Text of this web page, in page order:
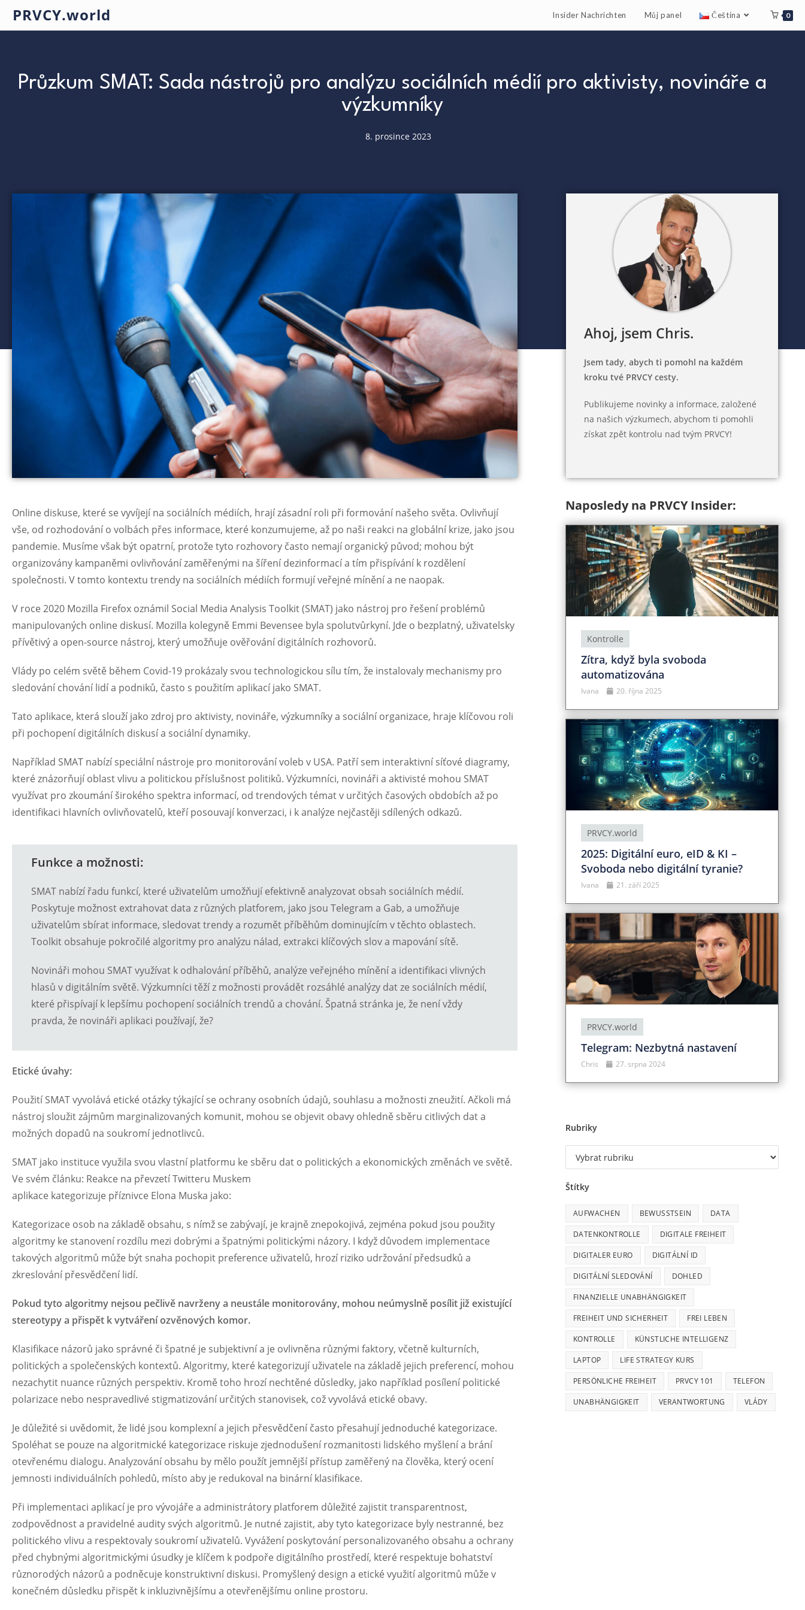
PRVCY.world Insider Nachrichten Můj panel Čeština 0
Průzkum SMAT: Sada nástrojů pro analýzu sociálních médií pro aktivisty, novináře a
výzkumníky
8. prosince 2023
Ahoj, jsem Chris.
Jsem tady, abych ti pomohl na každém
kroku tvé PRVCY cesty.
Publikujeme novinky a informace, založené
na našich výzkumech, abychom ti pomohli
získat zpět kontrolu nad tvým PRVCY!
Online diskuse, které se vyvíjejí na sociálních médiích, hrají zásadní roli při formování našeho světa. Ovlivňují
vše, od rozhodování o volbách přes informace, které konzumujeme, až po naši reakci na globální krize, jako jsou
pandemie. Musíme však být opatrní, protože tyto rozhovory často nemají organický původ; mohou být
organizovány kampaněmi ovlivňování zaměřenými na šíření dezinformací a tím přispívání k rozdělení
společnosti. V tomto kontextu trendy na sociálních médiích formují veřejné mínění a ne naopak.
V roce 2020 Mozilla Firefox oznámil Social Media Analysis Toolkit (SMAT) jako nástroj pro řešení problémů
manipulovaných online diskusí. Mozilla kolegyně Emmi Bevensee byla spolutvůrkyní. Jde o bezplatný, uživatelsky
přívětivý a open-source nástroj, který umožňuje ověřování digitálních rozhovorů.
Vlády po celém světě během Covid-19 prokázaly svou technologickou sílu tím, že instalovaly mechanismy pro
sledování chování lidí a podniků, často s použitím aplikací jako SMAT.
Tato aplikace, která slouží jako zdroj pro aktivisty, novináře, výzkumníky a sociální organizace, hraje klíčovou roli
při pochopení digitálních diskusí a sociální dynamiky.
Například SMAT nabízí speciální nástroje pro monitorování voleb v USA. Patří sem interaktivní síťové diagramy,
které znázorňují oblast vlivu a politickou příslušnost politiků. Výzkumníci, novináři a aktivisté mohou SMAT
využívat pro zkoumání širokého spektra informací, od trendových témat v určitých časových obdobích až po
identifikaci hlavních ovlivňovatelů, kteří posouvají konverzaci, i k analýze nejčastěji sdílených odkazů.
Funkce a možnosti:
SMAT nabízí řadu funkcí, které uživatelům umožňují efektivně analyzovat obsah sociálních médií.
Poskytuje možnost extrahovat data z různých platforem, jako jsou Telegram a Gab, a umožňuje
uživatelům sbírat informace, sledovat trendy a rozumět příběhům dominujícím v těchto oblastech.
Toolkit obsahuje pokročilé algoritmy pro analýzu nálad, extrakci klíčových slov a mapování sítě.
Novináři mohou SMAT využívat k odhalování příběhů, analýze veřejného mínění a identifikaci vlivných
hlasů v digitálním světě. Výzkumníci těží z možnosti provádět rozsáhlé analýzy dat ze sociálních médií,
které přispívají k lepšímu pochopení sociálních trendů a chování. Špatná stránka je, že není vždy
pravda, že novináři aplikaci používají, že?
Etické úvahy:
Použití SMAT vyvolává etické otázky týkající se ochrany osobních údajů, souhlasu a možnosti zneužití. Ačkoli má
nástroj sloužit zájmům marginalizovaných komunit, mohou se objevit obavy ohledně sběru citlivých dat a
možných dopadů na soukromí jednotlivců.
SMAT jako instituce využila svou vlastní platformu ke sběru dat o politických a ekonomických změnách ve světě.
Ve svém článku: Reakce na převzetí Twitteru Muskem
aplikace kategorizuje příznivce Elona Muska jako:
Kategorizace osob na základě obsahu, s nímž se zabývají, je krajně znepokojivá, zejména pokud jsou použity
algoritmy ke stanovení rozdílu mezi dobrými a špatnými politickými názory. I když důvodem implementace
takových algoritmů může být snaha pochopit preference uživatelů, hrozí riziko udržování předsudků a
zkreslování přesvědčení lidí.
Pokud tyto algoritmy nejsou pečlivě navrženy a neustále monitorovány, mohou neúmyslně posílit již existující
stereotypy a přispět k vytváření ozvěnových komor.
Klasifikace názorů jako správné či špatné je subjektivní a je ovlivněna různými faktory, včetně kulturních,
politických a společenských kontextů. Algoritmy, které kategorizují uživatele na základě jejich preferencí, mohou
nezachytit nuance různých perspektiv. Kromě toho hrozí nechtěné důsledky, jako například posílení politické
polarizace nebo nespravedlivé stigmatizování určitých stanovisek, což vyvolává etické obavy.
Je důležité si uvědomit, že lidé jsou komplexní a jejich přesvědčení často přesahují jednoduché kategorizace.
Spoléhat se pouze na algoritmické kategorizace riskuje zjednodušení rozmanitosti lidského myšlení a brání
otevřenému dialogu. Analyzování obsahu by mělo použít jemnější přístup zaměřený na člověka, který ocení
jemnosti individuálních pohledů, místo aby je redukoval na binární klasifikace.
Při implementaci aplikací je pro vývojáře a administrátory platforem důležité zajistit transparentnost,
zodpovědnost a pravidelné audity svých algoritmů. Je nutné zajistit, aby tyto kategorizace byly nestranné, bez
politického vlivu a respektovaly soukromí uživatelů. Vyvážení poskytování personalizovaného obsahu a ochrany
před chybnými algoritmickými úsudky je klíčem k podpoře digitálního prostředí, které respektuje bohatství
různorodých názorů a podněcuje konstruktivní diskusi. Promyšlený design a etické využití algoritmů může v
konečném důsledku přispět k inkluzivnějšímu a otevřenějšímu online prostoru.
Naposledy na PRVCY Insider:
Kontrolle
Zítra, když byla svoboda
automatizována
Ivana 20. října 2025
PRVCY.world
2025: Digitální euro, eID & KI –
Svoboda nebo digitální tyranie?
Ivana 21. září 2025
PRVCY.world
Telegram: Nezbytná nastavení
Chris 27. srpna 2024
Rubriky
Štítky
AUFWACHEN BEWUSSTSEIN DATA
DATENKONTROLLE DIGITALE FREIHEIT
DIGITALER EURO DIGITÁLNÍ ID
DIGITÁLNÍ SLEDOVÁNÍ DOHLED
FINANZIELLE UNABHÄNGIGKEIT
FREIHEIT UND SICHERHEIT FREI LEBEN
KONTROLLE KÜNSTLICHE INTELLIGENZ
LAPTOP LIFE STRATEGY KURS
PERSÖNLICHE FREIHEIT PRVCY 101 TELEFON
UNABHÄNGIGKEIT VERANTWORTUNG VLÁDY